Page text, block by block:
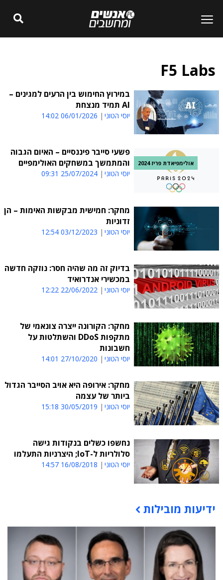
F5 Labs
במירוץ החימוש בין הרעים למגינים –
AI תמיד מנצחת
יוסי הטוני 06/01/2026 14:02
אולימפיאדת פריז 2024
פשעי סייבר פיננסיים – האיום הגבוה
והמתמשך במשחקים האולימפיים
יוסי הטוני 25/07/2024 09:31
מחקר: חמישית מבקשות האימות – הן
זדוניות
יוסי הטוני 03/12/2023 12:54
בדיוק זה מה שהיה חסר: נוזקה חדשה
במכשירי אנדרואיד
יוסי הטוני 22/06/2022 12:22
מחקר: הקורונה ייצרה צונאמי של
מתקפות DDoS והשתלטות על
חשבונות
יוסי הטוני 27/10/2020 14:01
מחקר: אירופה היא אויב הסייבר הגדול
ביותר של עצמה
יוסי הטוני 30/05/2019 15:18
נחשפו כשלים בנקודות גישה
סלולריות ל-IoT; היצרניות התעלמו
יוסי הטוני 16/08/2018 14:57
תוכן פרסומי
ידיעות מובילות